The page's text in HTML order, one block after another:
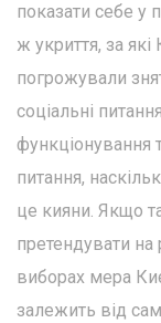
показати себе у
ж укриття, за які
погрожували
соціальні
функціонування
питання,
це кияни. Якщо
претендувати на
виборах мера
залежить від